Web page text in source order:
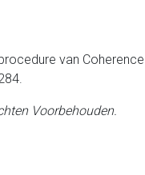
van Coherence
Voorbehouden.